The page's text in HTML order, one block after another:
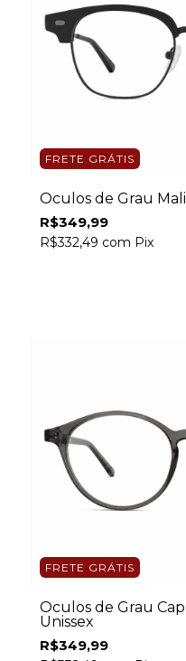
FRETE GRÁTIS
Óculos de Grau
R$349,99
R$332,49 com Pix
FRETE GRÁTIS
Óculos de Grau
Unissex
R$349,99